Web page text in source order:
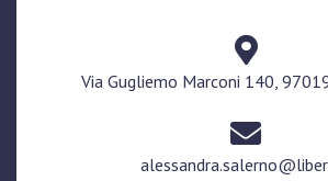
Via Gugliemo Marconi 140,